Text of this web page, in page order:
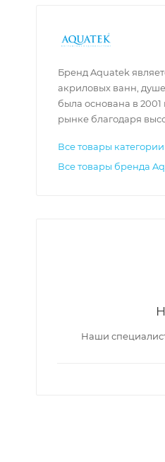
Бренд Aquatek
акриловых ванн,
была основана в
рынке благодаря
Все товары категории
Все товары бренда
Наши